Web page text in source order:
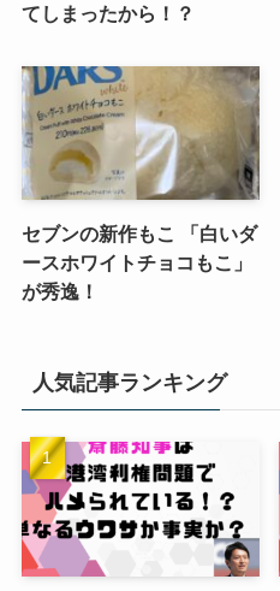
てしまったから！？
セブンの新作もこ 「白いダ
ースホワイトチョコもこ」
が秀逸！
人気記事ランキング